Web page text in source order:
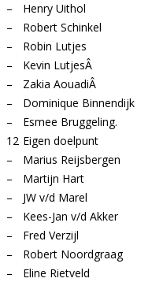
–
Henry Uithol
–
Robert Schinkel
–
Robin Lutjes
–
Kevin LutjesÂ
–
Zakia AouadiÂ
–
Dominique Binnendijk
–
Esmee Bruggeling.
12 Eigen doelpunt
–
Marius Reijsbergen
–
Martijn Hart
–
JW v/d Marel
–
Kees-Jan v/d Akker
–
Fred Verzijl
–
Robert Noordgraag
–
Eline Rietveld